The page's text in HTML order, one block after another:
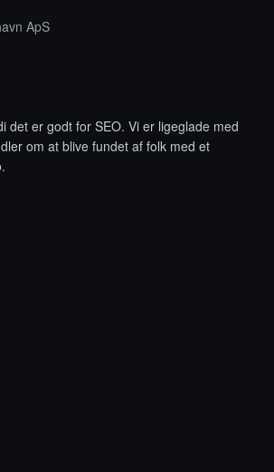
ApS
det er godt for SEO. Vi er ligeglade med
om at blive fundet af folk med et